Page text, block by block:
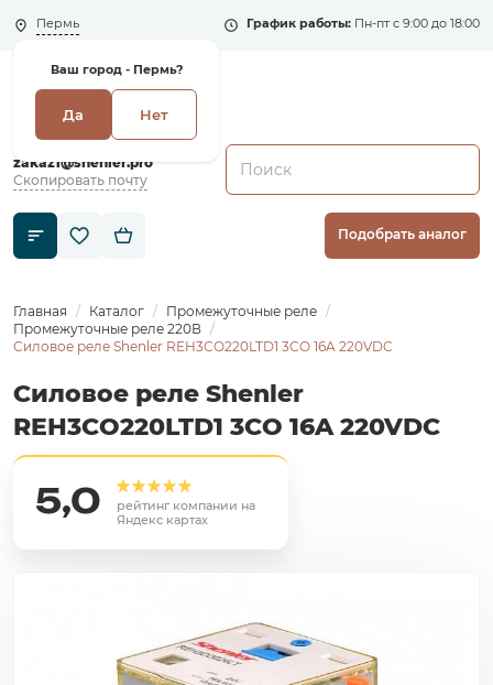
Пермь
Ваш город - Пермь?
Да Нет
График работы: Пн-пт с 9:00 до 18:00
+7 (495) 135-135-5
zakaz1@shenler.pro
Скопировать почту
Подобрать аналог
Главная Каталог
Промежуточные реле
Промежуточные реле 220В
Силовое реле Shenler REH3CO220LTD1 3CO 16A 220VDC
Силовое реле Shenler
REH3CO220LTD1 3CO 16A 220VDC
5,0
рейтинг компании на
Яндекс картах